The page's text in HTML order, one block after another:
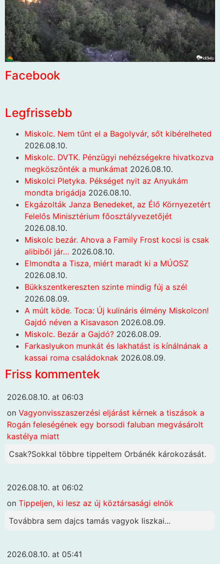
Facebook
Legfrissebb
Miskolc. Nem tűnt el a Bagolyvár, sőt kibérelheted
2026.08.10.
Miskolc. DVTK. Pénzügyi nehézségekre hivatkozva
megköszönték a munkámat 2026.08.10.
Miskolci Pletyka. Pékséget nyit az Anyukám
mondta brigádja 2026.08.10.
Ekgázolták Janza Benedeket, az Élő Környezetért
Felelős Minisztérium főosztályvezetőjét
2026.08.10.
Miskolc bezár. Ahova a Family Frost kocsi is csak
alibiből jár… 2026.08.10.
Elmondta a Tisza, miért maradt ki a MÚOSZ
2026.08.10.
Bükkszentkereszten szinte mindig fúj a szél
2026.08.09.
A múlt köde. Toca: Új kulináris élmény Miskolcon!
Gajdó néven a Kisavason 2026.08.09.
Miskolc. Bezár a Gajdó? 2026.08.09.
Farkaslyukon munkát és lakhatást is kínálnának a
kassai roma családoknak 2026.08.09.
Friss kommentek
2026.08.10. at 06:03
on Vagyonvisszaszerzési eljárást kérnek a tiszások a
Rogán feleségének egy borsodi faluban megvásárolt
kastélya miatt
Csak?Sokkal többre tippeltem Orbánék károkozását.
2026.08.10. at 06:02
on Tippeljen, ki lesz az új köztársasági elnök
Továbbra sem dajcs tamás vagyok liszkai...
2026.08.10. at 05:41